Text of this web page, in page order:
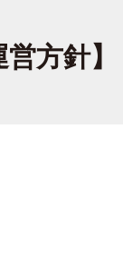
方針】